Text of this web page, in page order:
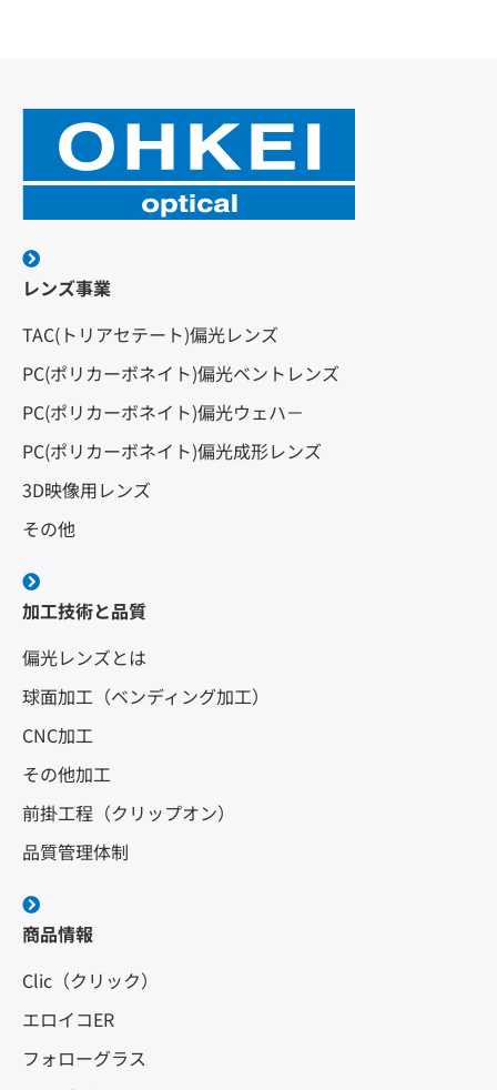
レンズ事業
TAC(トリアセテート)偏光レンズ
PC(ポリカーボネイト)偏光ベントレンズ
PC(ポリカーボネイト)偏光ウェハ－
PC(ポリカーボネイト)偏光成形レンズ
3D映像用レンズ
その他
加工技術と品質
偏光レンズとは
球面加工（ベンディング加工）
CNC加工
その他加工
前掛工程（クリップオン）
品質管理体制
商品情報
Clic（クリック）
エロイコER
フォローグラス